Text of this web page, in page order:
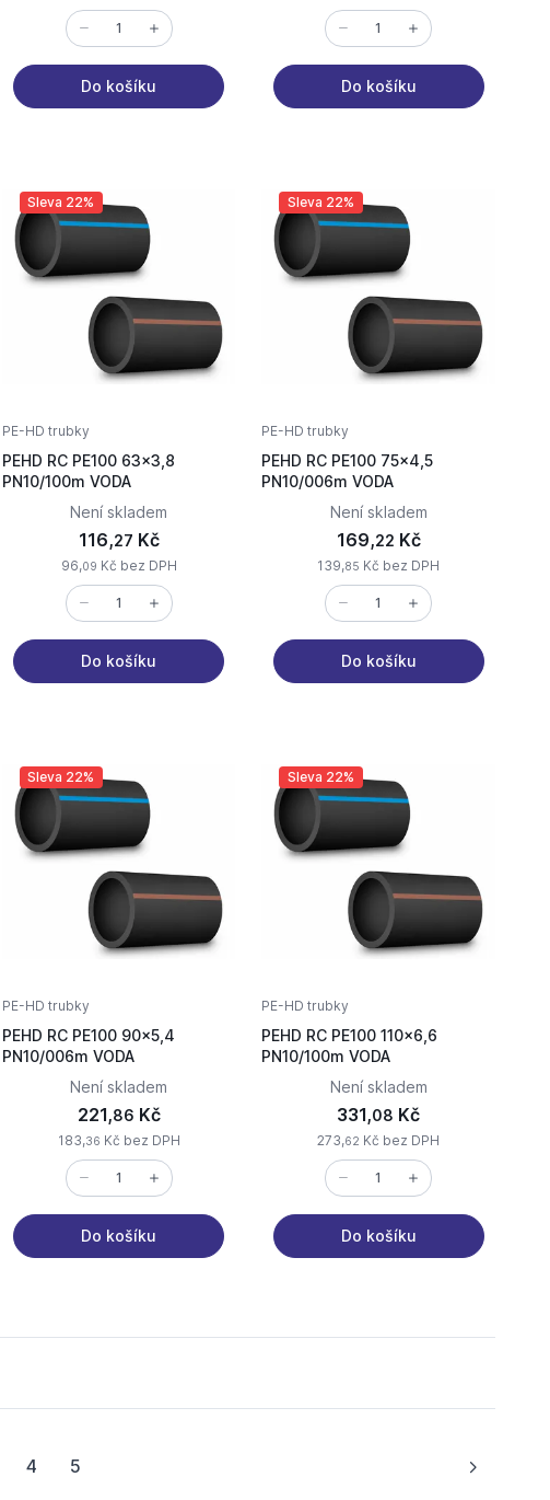
Do košíku Do košíku
Sleva 22%
PE-HD trubky
PEHD RC PE100 63x3,8
PN10/100m VODA
Není skladem
116,27 Kč
96,09 Kč bez DPH
Do košíku
Sleva 22%
PE-HD trubky
PEHD RC PE100 75x4,5
PN10/006m VODA
Není skladem
169,22 Kč
139,85 Kč bez DPH
Do košíku
Sleva 22%
PE-HD trubky
PEHD RC PE100 90x5,4
PN10/006m VODA
Není skladem
221,86 Kč
183,36 Kč bez DPH
Do košíku
Sleva 22%
PE-HD trubky
PEHD RC PE100 110x6,6
PN10/100m VODA
Není skladem
331,08 Kč
273,62 Kč bez DPH
Do košíku
4 5